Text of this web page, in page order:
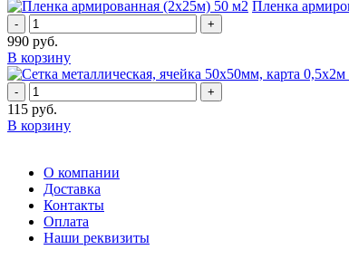
Пленка
- +
990 руб.
В корзину
- +
115 руб.
В корзину
О компании
Доставка
Контакты
Оплата
Наши реквизиты